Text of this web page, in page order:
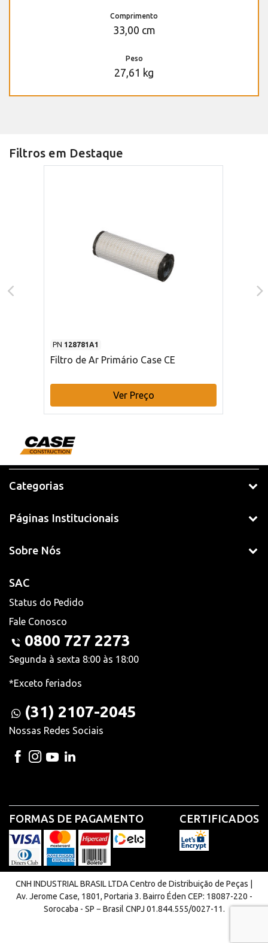
Comprimento
33,00 cm
Peso
27,61 kg
Filtros em Destaque
PN 128781A1
Filtro de Ar Primário Case CE
Ver Preço
Categorias
Páginas Institucionais
Sobre Nós
SAC
Status do Pedido
Fale Conosco
0800 727 2273
Segunda à sexta 8:00 às 18:00
*Exceto feriados
(31) 2107-2045
Nossas Redes Sociais
FORMAS DE PAGAMENTO CERTIFICADOS
CNH INDUSTRIAL BRASIL LTDA Centro de Distribuição de Peças |
Av. Jerome Case, 1801, Portaria 3. Bairro Éden CEP: 18087-220 -
Sorocaba - SP − Brasil CNPJ 01.844.555/0027-11.